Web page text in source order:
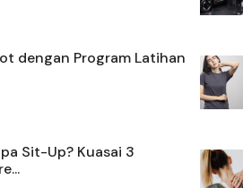
dengan Program Latihan
Sit-Up? Kuasai 3